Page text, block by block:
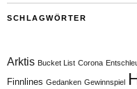
SCHLAGWÖRTER
Arktis Bucket List Corona
Finnlines Gedanken Gewinnspiel